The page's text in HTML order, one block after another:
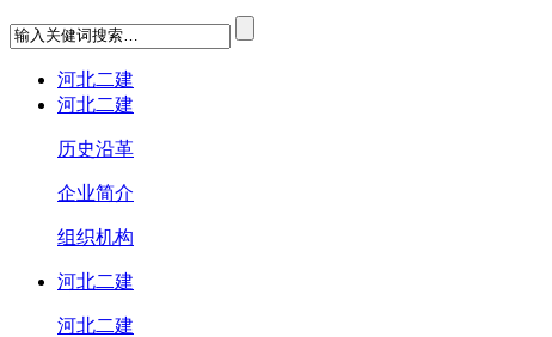
河北二建
河北二建
历史沿革
企业简介
组织机构
河北二建
河北二建